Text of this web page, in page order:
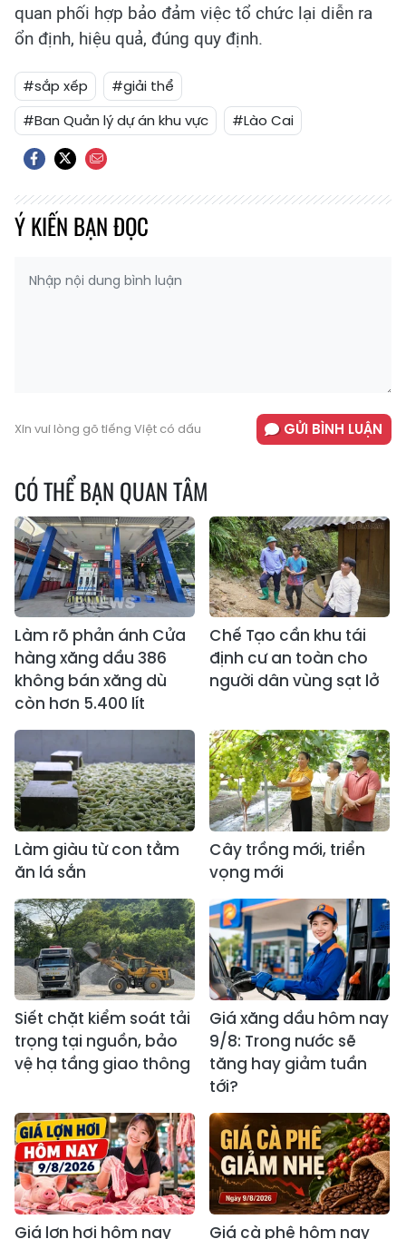
quan phối hợp bảo đảm việc tổ chức lại diễn ra
ổn định, hiệu quả, đúng quy định.
#sắp xếp
#giải thể
#Ban Quản lý dự án khu vực
#Lào Cai
Ý KIẾN BẠN ĐỌC
Xin vui lòng gõ tiếng Việt có dấu GỬI BÌNH LUẬN
CÓ THỂ BẠN QUAN TÂM
Làm rõ phản ánh Cửa
hàng xăng dầu 386
không bán xăng dù
còn hơn 5.400 lít
Chế Tạo cần khu tái
định cư an toàn cho
người dân vùng sạt lở
Làm giàu từ con tằm
ăn lá sắn
Cây trồng mới, triển
vọng mới
Siết chặt kiểm soát tải
trọng tại nguồn, bảo
vệ hạ tầng giao thông
Giá xăng dầu hôm nay
9/8: Trong nước sẽ
tăng hay giảm tuần
tới?
Giá lợn hơi hôm nay Giá cà phê hôm nay